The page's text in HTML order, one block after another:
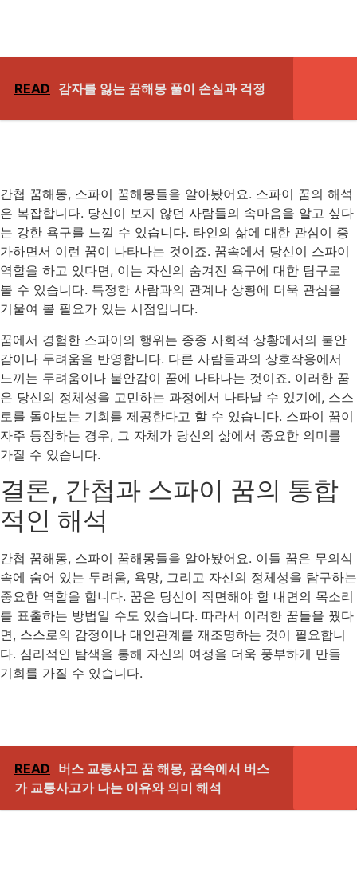
READ 감자를 잃는 꿈해몽 풀이 손실과 걱정
간첩 꿈해몽, 스파이 꿈해몽들을 알아봤어요. 스파이 꿈의 해석
은 복잡합니다. 당신이 보지 않던 사람들의 속마음을 알고 싶다
는 강한 욕구를 느낄 수 있습니다. 타인의 삶에 대한 관심이 증
가하면서 이런 꿈이 나타나는 것이죠. 꿈속에서 당신이 스파이
역할을 하고 있다면, 이는 자신의 숨겨진 욕구에 대한 탐구로
볼 수 있습니다. 특정한 사람과의 관계나 상황에 더욱 관심을
기울여 볼 필요가 있는 시점입니다.
꿈에서 경험한 스파이의 행위는 종종 사회적 상황에서의 불안
감이나 두려움을 반영합니다. 다른 사람들과의 상호작용에서
느끼는 두려움이나 불안감이 꿈에 나타나는 것이죠. 이러한 꿈
은 당신의 정체성을 고민하는 과정에서 나타날 수 있기에, 스스
로를 돌아보는 기회를 제공한다고 할 수 있습니다. 스파이 꿈이
자주 등장하는 경우, 그 자체가 당신의 삶에서 중요한 의미를
가질 수 있습니다.
결론, 간첩과 스파이 꿈의 통합
적인 해석
간첩 꿈해몽, 스파이 꿈해몽들을 알아봤어요. 이들 꿈은 무의식
속에 숨어 있는 두려움, 욕망, 그리고 자신의 정체성을 탐구하는
중요한 역할을 합니다. 꿈은 당신이 직면해야 할 내면의 목소리
를 표출하는 방법일 수도 있습니다. 따라서 이러한 꿈들을 꿨다
면, 스스로의 감정이나 대인관계를 재조명하는 것이 필요합니
다. 심리적인 탐색을 통해 자신의 여정을 더욱 풍부하게 만들
기회를 가질 수 있습니다.
READ 버스 교통사고 꿈 해몽, 꿈속에서 버스
가 교통사고가 나는 이유와 의미 해석